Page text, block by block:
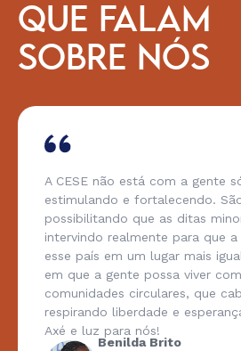
QUE FALAM
SOBRE NÓS
A CESE não está com a gente
estimulando e fortalecendo.
possibilitando que as ditas
intervindo realmente para que
esse país em um lugar mais
em que a gente possa viver
comunidades circulares, que
respirando liberdade e
Axé e luz para nós!
Benilda Brito